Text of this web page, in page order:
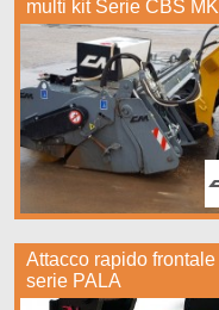
multi kit Serie CBS MK
Attacco rapido frontale
serie PALA